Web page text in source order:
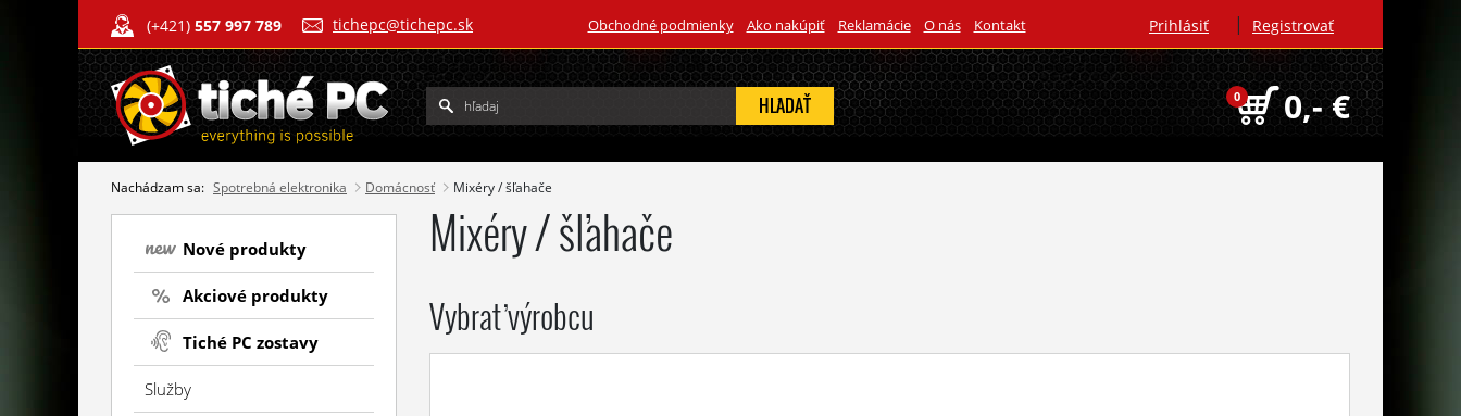
(+421) 557 997 789 tichepc@tichepc.sk Obchodné podmienky Ako nakúpiť Reklamácie O nás Kontakt Prihlásiť | Registrovať
HĽADAŤ 0 0,- €
Nachádzam sa: Spotrebná elektronika Domácnosť Mixéry / šľahače
Nové produkty
Akciové produkty
Tiché PC zostavy
Služby
Mixéry / šľahače
Vybrať výrobcu